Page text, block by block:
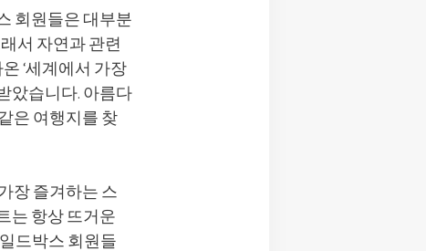
회원들은 대부분
서 자연과 관련
‘세계에서 가장
았습니다. 아름다
은 여행지를 찾
장 즐겨하는 스
는 항상 뜨거운
드박스 회원들